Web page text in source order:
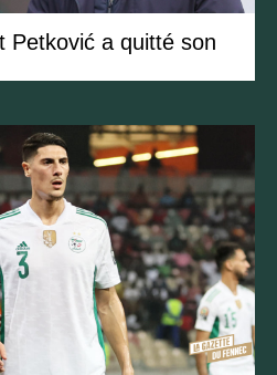
Petković a quitté son